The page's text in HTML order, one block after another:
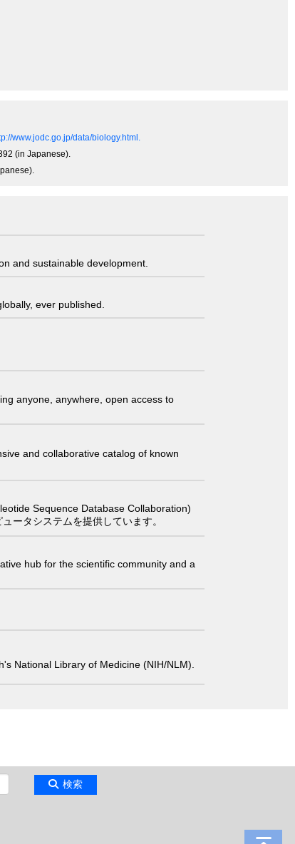
www.jodc.go.jp/data/biology.html.
(in Japanese).
and sustainable development.
ever published.
anyone, anywhere, open access to
and collaborative catalog of known
Sequence Database Collaboration)
ータシステムを提供しています。
hub for the scientific community and a
National Library of Medicine (NIH/NLM).
検索